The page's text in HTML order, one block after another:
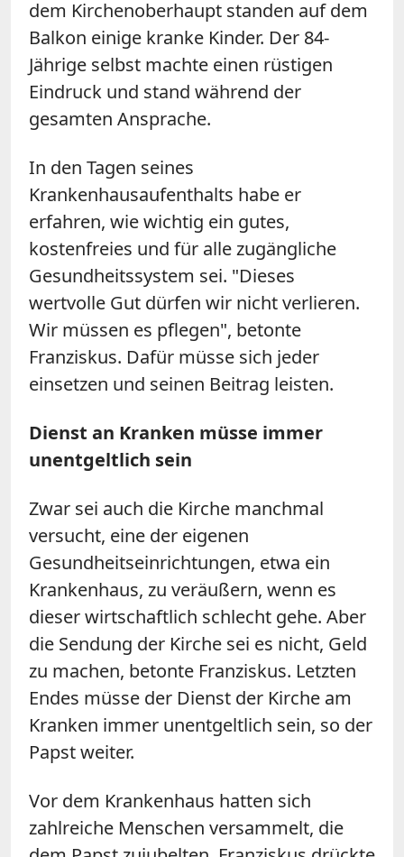
dem Kirchenoberhaupt standen auf dem
Balkon einige kranke Kinder. Der 84-
Jährige selbst machte einen rüstigen
Eindruck und stand während der
gesamten Ansprache.
In den Tagen seines
Krankenhausaufenthalts habe er
erfahren, wie wichtig ein gutes,
kostenfreies und für alle zugängliche
Gesundheitssystem sei. "Dieses
wertvolle Gut dürfen wir nicht verlieren.
Wir müssen es pflegen", betonte
Franziskus. Dafür müsse sich jeder
einsetzen und seinen Beitrag leisten.
Dienst an Kranken müsse immer
unentgeltlich sein
Zwar sei auch die Kirche manchmal
versucht, eine der eigenen
Gesundheitseinrichtungen, etwa ein
Krankenhaus, zu veräußern, wenn es
dieser wirtschaftlich schlecht gehe. Aber
die Sendung der Kirche sei es nicht, Geld
zu machen, betonte Franziskus. Letzten
Endes müsse der Dienst der Kirche am
Kranken immer unentgeltlich sein, so der
Papst weiter.
Vor dem Krankenhaus hatten sich
zahlreiche Menschen versammelt, die